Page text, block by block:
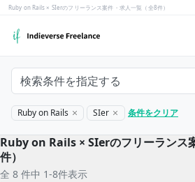
Ruby on Rails × SIerのフリーランス案件・求人一覧（全8件）
検索条件を指定する
Ruby on Rails SIer 条件をクリア
Ruby on Rails × SIerのフリーランス
件）
全 8 件中 1-8件表示